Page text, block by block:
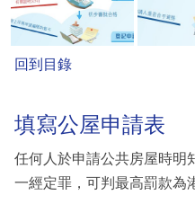
回到目錄
填寫公屋申請表
任何人於申請公共房屋時明
一經定罪，可判最高罰款為